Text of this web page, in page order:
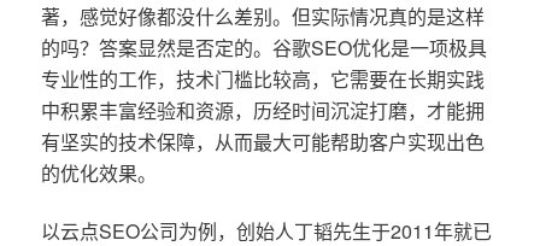
著，感觉好像都没什么差别。但实际情况真的是这样
的吗？答案显然是否定的。谷歌SEO优化是一项极具
专业性的工作，技术门槛比较高，它需要在长期实践
中积累丰富经验和资源，历经时间沉淀打磨，才能拥
有坚实的技术保障，从而最大可能帮助客户实现出色
的优化效果。
以云点SEO公司为例，创始人丁韬先生于2011年就已